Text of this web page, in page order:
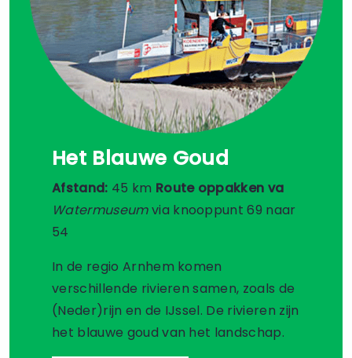
Het Blauwe Goud
Afstand: 45 km Route oppakken va
Watermuseumvia knooppunt 69 naar
54
In de regio Arnhem komen
verschillende rivieren samen, zoals de
(Neder)rijn en de IJssel. De rivieren zijn
het blauwe goud van het landschap.